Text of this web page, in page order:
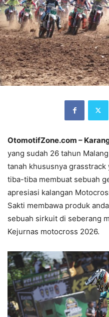
OtomotifZone.com –
yang sudah 26 tahun
tanah khususnya grasstrack
tiba-tiba membuat sebuah
apresiasi kalangan
Sakti membawa produk
sebuah sirkuit di seberang
Kejurnas motocross 2026.